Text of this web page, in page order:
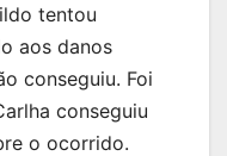
tentou
aos danos
conseguiu. Foi
conseguiu
o ocorrido.